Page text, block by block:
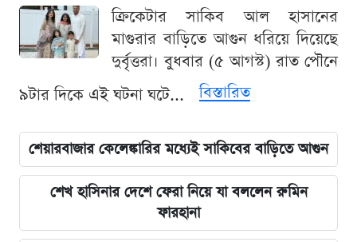
ক্রিকেটার সাকিব আল হাসানের
মাগুরার বাড়িতে আগুন ধরিয়ে দিয়েছে
দুর্বৃত্তরা। বুধবার (৫ আগস্ট) রাত পৌনে
৯টার দিকে এই ঘটনা ঘটে...
বিস্তারিত
শেয়ারবাজার কেলেঙ্কারির মধ্যেই সাকিবের বাড়িতে আগুন
শেখ হাসিনার দেশে ফেরা নিয়ে যা বললেন রুমিন
ফারহানা